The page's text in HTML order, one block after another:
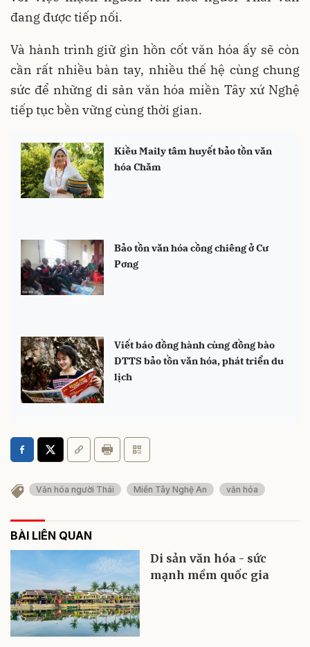
đang được tiếp nối.
Và hành trình giữ gìn hồn cốt văn hóa ấy sẽ còn
cần rất nhiều bàn tay, nhiều thế hệ cùng chung
sức để những di sản văn hóa miền Tây xứ Nghệ
tiếp tục bền vững cùng thời gian.
Kiều Maily tâm huyết bảo tồn văn
hóa Chăm
Bảo tồn văn hóa cồng chiêng ở Cư
Pơng
Viết báo đồng hành cùng đồng bào
DTTS bảo tồn văn hóa, phát triển du
lịch
Văn hóa người Thái Miền Tây Nghệ An văn hóa
BÀI LIÊN QUAN
Di sản văn hóa - sức
mạnh mềm quốc gia